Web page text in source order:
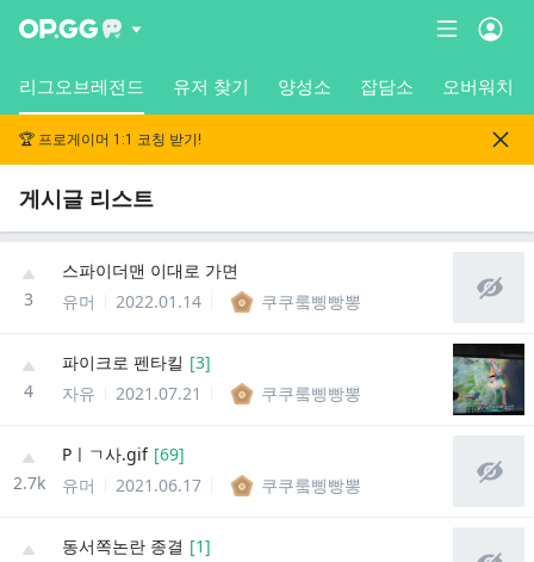
리그오브레전드 유저 찾기 양성소 잡담소 오버워치
🏆 프로게이머 1:1 코칭 받기!
게시글 리스트
3
스파이더맨 이대로 가면
유머
2022.01.14 쿠쿠뤀삥빵뽕
4
파이크로 펜타킬 [3]
자유
2021.07.21 쿠쿠뤀삥빵뽕
2.7k
Pㅣㄱ사.gif [69]
유머
2021.06.17 쿠쿠뤀삥빵뽕
동서쪽논란 종결 [1]